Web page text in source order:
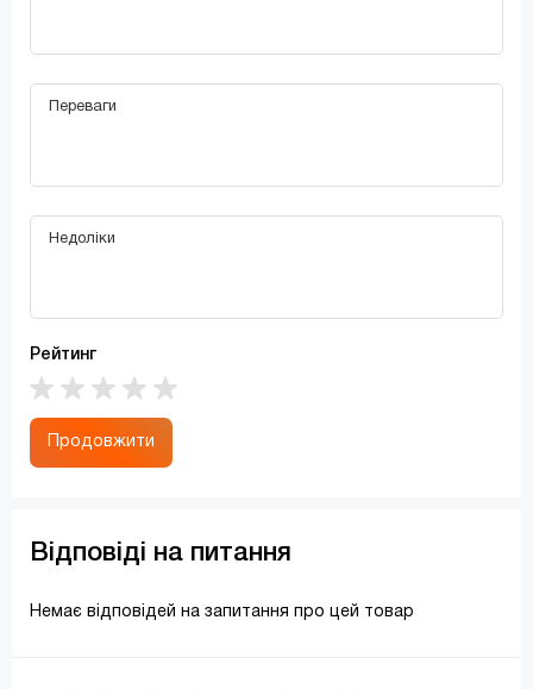
Рейтинг
Продовжити
Відповіді на питання
Немає відповідей на запитання про цей товар